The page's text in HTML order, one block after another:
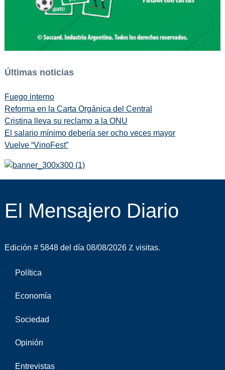
Últimas noticias
Fuego interno
Reforma en la Carta Orgánica del Central
Cristina lleva su reclamo a la ONU
El salario mínimo debería ser ocho veces mayor
Vuelve “VinoFest”
El Mensajero Diario
Edición # 5848 del día 08/08/2026 visitas.
Política
Economía
Sociedad
Opinión
Entrevistas